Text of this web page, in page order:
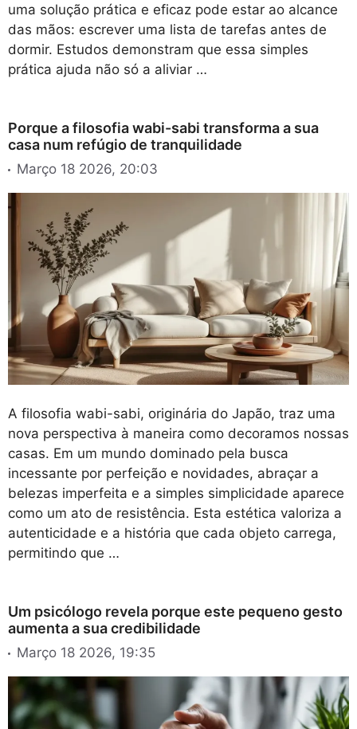
uma solução prática e eficaz pode estar ao alcance
das mãos: escrever uma lista de tarefas antes de
dormir. Estudos demonstram que essa simples
prática ajuda não só a aliviar …
Porque a filosofia wabi-sabi transforma a sua
casa num refúgio de tranquilidade
Março 18 2026, 20:03
A filosofia wabi-sabi, originária do Japão, traz uma
nova perspectiva à maneira como decoramos nossas
casas. Em um mundo dominado pela busca
incessante por perfeição e novidades, abraçar a
belezas imperfeita e a simples simplicidade aparece
como um ato de resistência. Esta estética valoriza a
autenticidade e a história que cada objeto carrega,
permitindo que …
Um psicólogo revela porque este pequeno gesto
aumenta a sua credibilidade
Março 18 2026, 19:35